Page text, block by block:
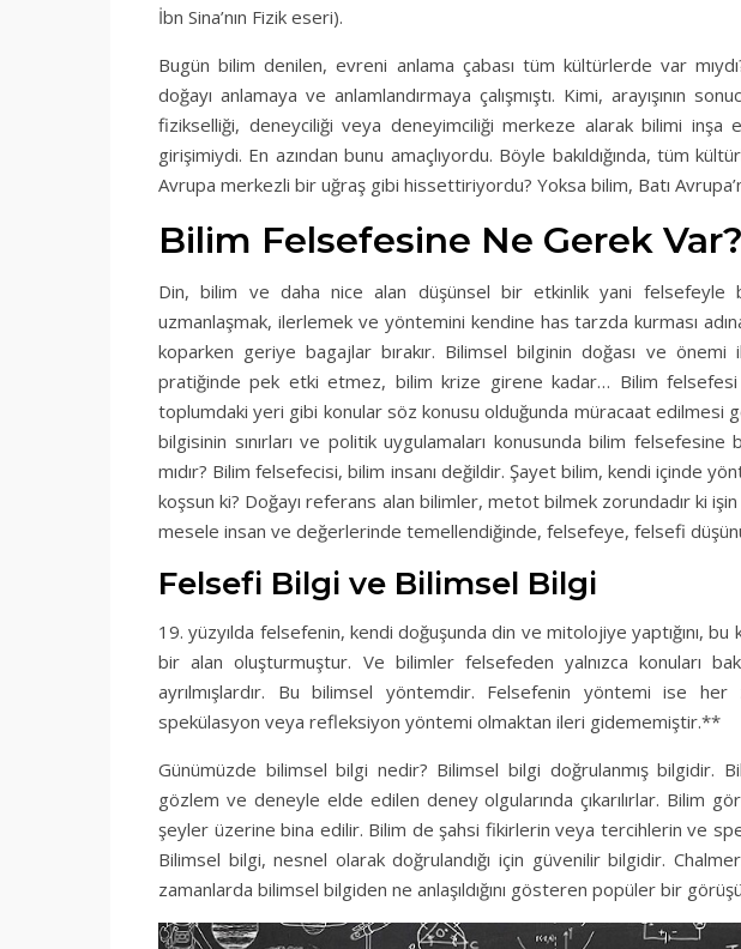
İbn Sina’nın Fizik eseri).
Bugün bilim denilen, evreni anlama çabası tüm kültürlerde var
doğayı anlamaya ve anlamlandırmaya çalışmıştı. Kimi, arayışının
fizikselliği, deneyciliği veya deneyimciliği merkeze alarak bilimi inşa
girişimiydi. En azından bunu amaçlıyordu. Böyle bakıldığında, tüm
Avrupa merkezli bir uğraş gibi hissettiriyordu? Yoksa bilim, Batı
Bilim Felsefesine Ne Gerek Var?
Din, bilim ve daha nice alan düşünsel bir etkinlik yani felsefeyle
uzmanlaşmak, ilerlemek ve yöntemini kendine has tarzda kurması
koparken geriye bagajlar bırakır. Bilimsel bilginin doğası ve
pratiğinde pek etki etmez, bilim krize girene kadar… Bilim
toplumdaki yeri gibi konular söz konusu olduğunda müracaat edilmesi
bilgisinin sınırları ve politik uygulamaları konusunda bilim
mıdır? Bilim felsefecisi, bilim insanı değildir. Şayet bilim, kendi içinde
koşsun ki? Doğayı referans alan bilimler, metot bilmek zorundadır ki
mesele insan ve değerlerinde temellendiğinde, felsefeye, felsefi
Felsefi Bilgi ve Bilimsel Bilgi
19. yüzyılda felsefenin, kendi doğuşunda din ve mitolojiye yaptığını,
bir alan oluşturmuştur. Ve bilimler felsefeden yalnızca konuları
ayrılmışlardır. Bu bilimsel yöntemdir. Felsefenin yöntemi ise
spekülasyon veya refleksiyon yöntemi olmaktan ileri gidememiştir.**
Günümüzde bilimsel bilgi nedir? Bilimsel bilgi doğrulanmış bilgidir.
gözlem ve deneyle elde edilen deney olgularında çıkarılırlar. Bilim
şeyler üzerine bina edilir. Bilim de şahsi fikirlerin veya tercihlerin ve
Bilimsel bilgi, nesnel olarak doğrulandığı için güvenilir bilgidir.
zamanlarda bilimsel bilgiden ne anlaşıldığını gösteren popüler bir